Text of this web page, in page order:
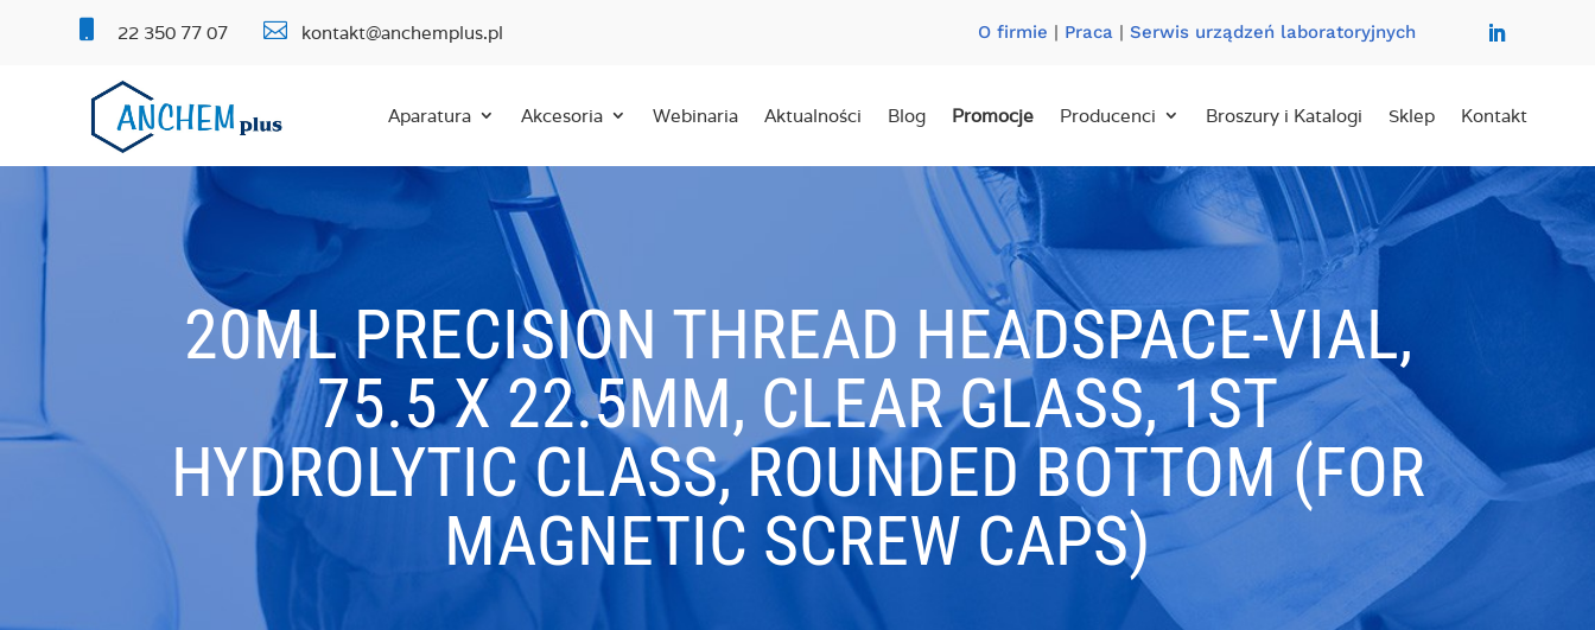
22 350 77 07  kontakt@anchemplus.pl O firmie | Praca| Serwis urządzeń laboratoryjnych
Aparatura Akcesoria Webinaria Aktualności Blog Promocje Producenci Broszury i Katalogi Sklep Kontakt
20ML PRECISION THREAD HEADSPACE-VIAL,
75.5 X 22.5MM, CLEAR GLASS, 1ST
HYDROLYTIC CLASS, ROUNDED BOTTOM (FOR
MAGNETIC SCREW CAPS)